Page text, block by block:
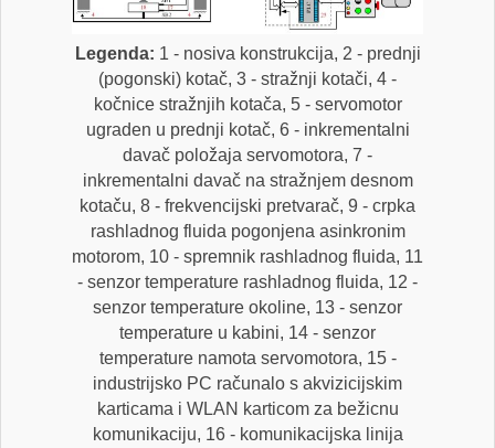
Legenda: 1 - nosiva konstrukcija, 2 - prednji
(pogonski) kotač, 3 - stražnji kotači, 4 -
kočnice stražnjih kotača, 5 - servomotor
ugraden u prednji kotač, 6 - inkrementalni
davač položaja servomotora, 7 -
inkrementalni davač na stražnjem desnom
kotaču, 8 - frekvencijski pretvarač, 9 - crpka
rashladnog fluida pogonjena asinkronim
motorom, 10 - spremnik rashladnog fluida, 11
- senzor temperature rashladnog fluida, 12 -
senzor temperature okoline, 13 - senzor
temperature u kabini, 14 - senzor
temperature namota servomotora, 15 -
industrijsko PC računalo s akvizicijskim
karticama i WLAN karticom za bežicnu
komunikaciju, 16 - komunikacijska linija